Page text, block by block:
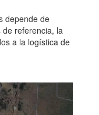
depende de
referencia, la
a la logística de